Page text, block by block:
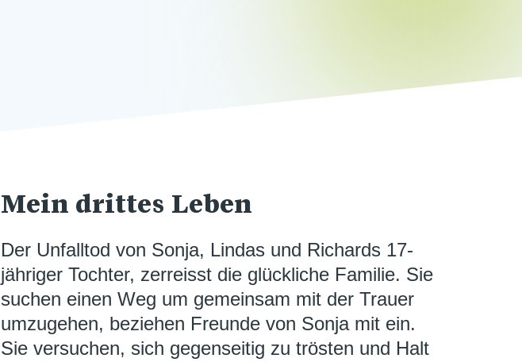
Mein drittes Leben
Der Unfalltod von Sonja, Lindas und Richards 17-
jähriger Tochter, zerreisst die glückliche Familie. Sie
suchen einen Weg um gemeinsam mit der Trauer
umzugehen, beziehen Freunde von Sonja mit ein.
Sie versuchen, sich gegenseitig zu trösten und Halt